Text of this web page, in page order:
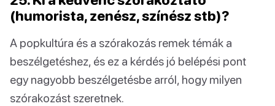
(humorista, zenész, színész stb)?
A popkultúra és a szórakozás remek témák a
beszélgetéshez, és ez a kérdés jó belépési pont
egy nagyobb beszélgetésbe arról, hogy milyen
szórakozást szeretnek.